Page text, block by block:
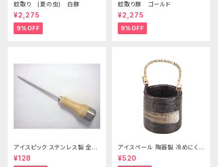
蚊取り (夏の虫) 白豚
¥2,275
9%OFF
蚊取り豚 ゴールド
¥2,275
9%OFF
アイスピック ステンレス製 全長
215ｍｍ
¥128
アイスペール 陶器製 冷めにくい
二重構造 860ml
¥520